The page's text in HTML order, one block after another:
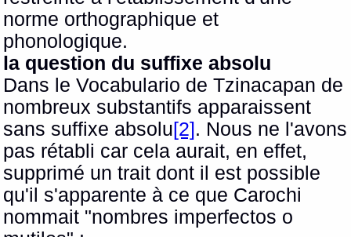
norme orthographique et
phonologique.
la question du suffixe absolu
Dans le Vocabulario de Tzinacapan de
nombreux substantifs apparaissent
sans suffixe absolu[2]. Nous ne l'avons
pas rétabli car cela aurait, en effet,
supprimé un trait dont il est possible
qu'il s'apparente à ce que Carochi
nommait "nombres imperfectos o